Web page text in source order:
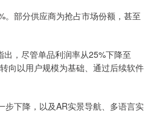
部分供应商为抢占市场份额，甚至
，尽管单品利润率从25%下降至
向以用户规模为基础、通过后续软件
下降，以及AR实景导航、多语言实